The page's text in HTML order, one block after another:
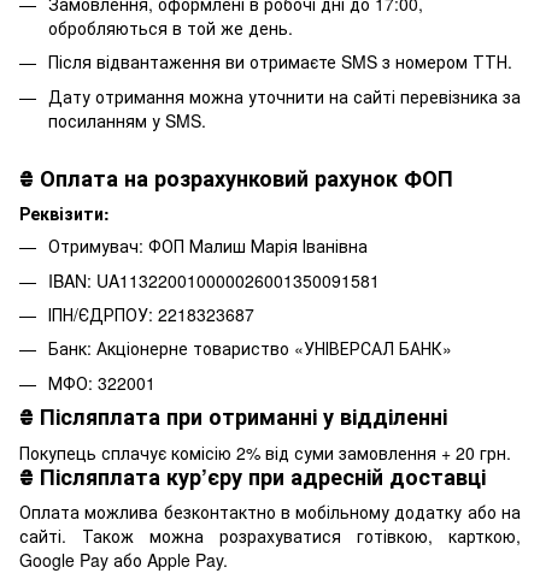
обробляються в той же день.
Після відвантаження ви отримаєте SMS з номером ТТН.
Дату отримання можна уточнити на сайті перевізника за
посиланням у SMS.
₴ Оплата на розрахунковий рахунок ФОП
Реквізити:
Отримувач: ФОП Малиш Марія Іванівна
IBAN: UA113220010000026001350091581
ІПН/ЄДРПОУ: 2218323687
Банк: Акціонерне товариство «УНІВЕРСАЛ БАНК»
МФО: 322001
₴ Післяплата при отриманні у відділенні
Покупець сплачує комісію 2% від суми замовлення + 20 грн.
₴ Післяплата кур’єру при адресній доставці
Оплата можлива безконтактно в мобільному додатку або на
сайті. Також можна розрахуватися готівкою, карткою,
Google Pay або Apple Pay.